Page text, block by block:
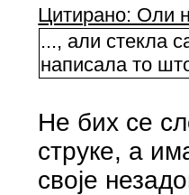
Цитирано: Оли
..., али стекла
написала то
Не бих се
струке, а
своје